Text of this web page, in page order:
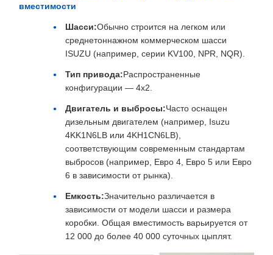
вместимости
Шасси:Обычно строится на легком или
среднетоннажном коммерческом шасси
ISUZU (например, серии KV100, NPR, NQR).
Тип привода:Распространенные
конфигурации — 4x2.
Двигатель и выбросы:Часто оснащен
дизельным двигателем (например, Isuzu
4KK1N6LB или 4KH1CN6LB),
соответствующим современным стандартам
выбросов (например, Евро 4, Евро 5 или Евро
6 в зависимости от рынка).
Емкость:Значительно различается в
зависимости от модели шасси и размера
коробки. Общая вместимость варьируется от
12 000 до более 40 000 суточных цыплят.